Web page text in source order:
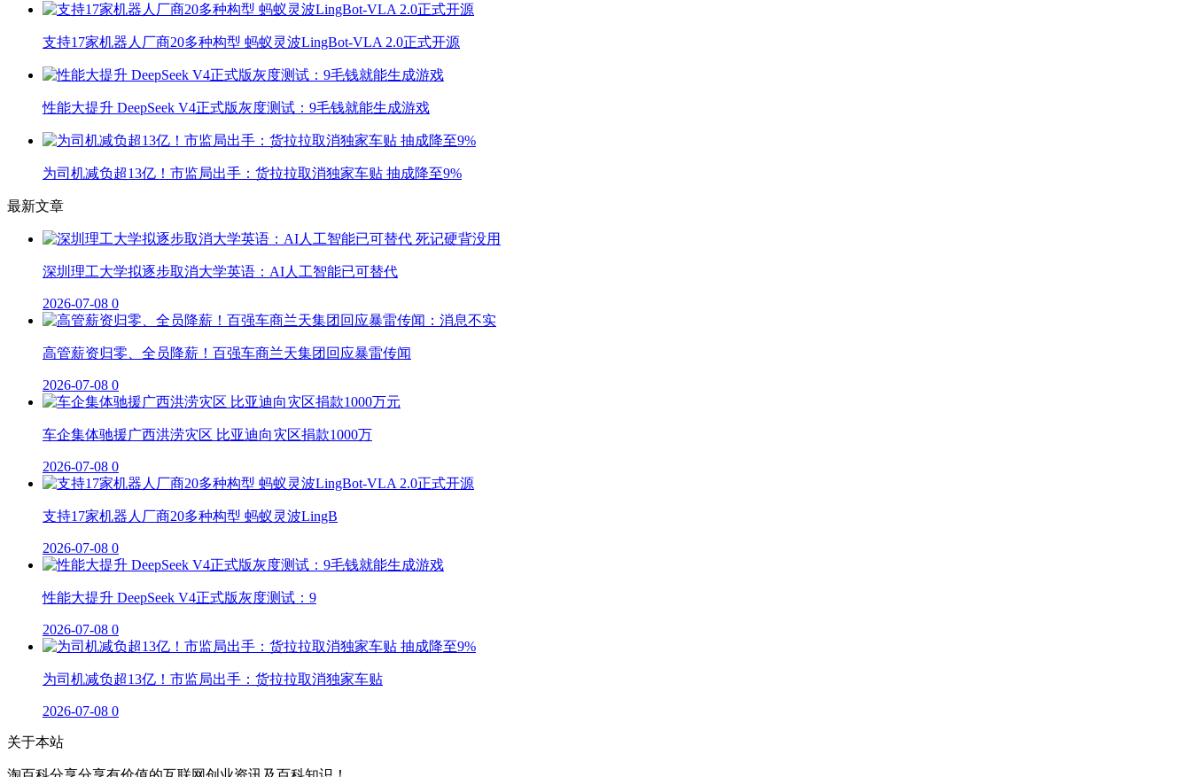
支持17家机器人厂商20多种构型 蚂蚁灵波LingBot-VLA 2.0正式开源
性能大提升 DeepSeek V4正式版灰度测试：9毛钱就能生成游戏
为司机减负超13亿！市监局出手：货拉拉取消独家车贴 抽成降至9%
最新文章
深圳理工大学拟逐步取消大学英语：AI人工智能已可替代
2026-07-08 0
高管薪资归零、全员降薪！百强车商兰天集团回应暴雷传闻
2026-07-08 0
车企集体驰援广西洪涝灾区 比亚迪向灾区捐款1000万
2026-07-08 0
支持17家机器人厂商20多种构型 蚂蚁灵波LingB
2026-07-08 0
性能大提升 DeepSeek V4正式版灰度测试：9
2026-07-08 0
为司机减负超13亿！市监局出手：货拉拉取消独家车贴
2026-07-08 0
关于本站